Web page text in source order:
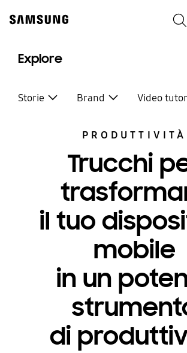
content
accessibility
Explore
Storie Brand Video
PRODUTTIVITÀ
Trucchi
il tuo
mobile
in un
di